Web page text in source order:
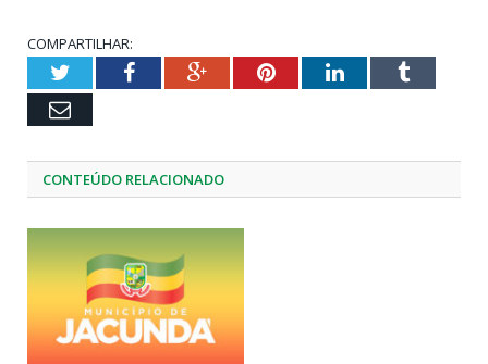
COMPARTILHAR:
TwitterFacebookGoogle+PinterestLinkedInTumblr
Email
CONTEÚDO RELACIONADO